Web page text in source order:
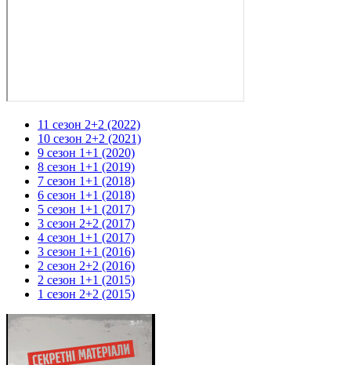
11 сезон 2+2 (2022)
10 сезон 2+2 (2021)
9 сезон 1+1 (2020)
8 сезон 1+1 (2019)
7 сезон 1+1 (2018)
6 сезон 1+1 (2018)
5 сезон 1+1 (2017)
3 сезон 2+2 (2017)
4 сезон 1+1 (2017)
3 сезон 1+1 (2016)
2 сезон 2+2 (2016)
2 сезон 1+1 (2015)
1 сезон 2+2 (2015)